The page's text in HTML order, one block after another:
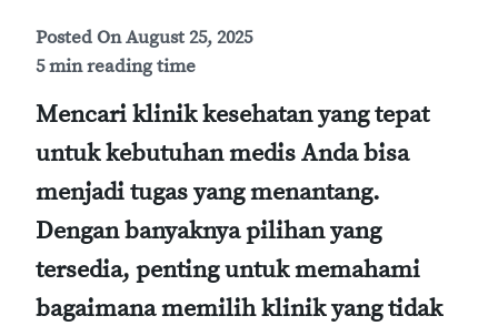
Posted OnAugust 25, 2025
5 min reading time
Mencari klinik kesehatan yang tepat
untuk kebutuhan medis Anda bisa
menjadi tugas yang menantang.
Dengan banyaknya pilihan yang
tersedia, penting untuk memahami
bagaimana memilih klinik yang tidak